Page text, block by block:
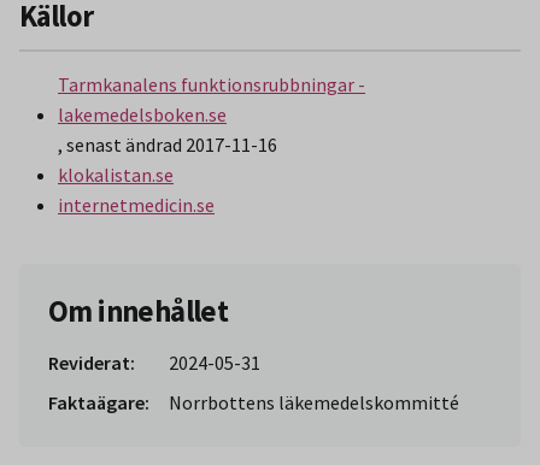
Källor
Tarmkanalens funktionsrubbningar -
lakemedelsboken.se
, senast ändrad 2017-11-16
klokalistan.se
internetmedicin.se
Om innehållet
Reviderat:
2024-05-31
Faktaägare:
Norrbottens läkemedelskommitté